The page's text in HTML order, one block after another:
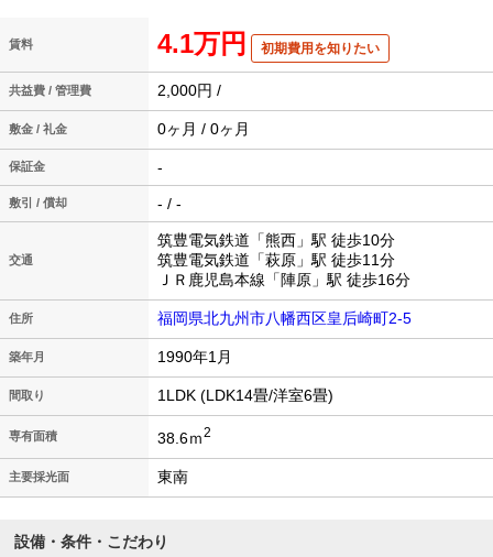
賃料 4.1万円 初期費用を知りたい
共益費 / 管理費 2,000円 /
敷金 / 礼金 0ヶ月 / 0ヶ月
保証金 -
敷引 / 償却 - / -
交通
筑豊電気鉄道「熊西」駅 徒歩10分
筑豊電気鉄道「萩原」駅 徒歩11分
ＪＲ鹿児島本線「陣原」駅 徒歩16分
住所 福岡県北九州市八幡西区皇后崎町2-5
築年月 1990年1月
間取り 1LDK (LDK14畳/洋室6畳)
専有面積 38.6ｍ2
主要採光面 東南
設備・条件・こだわり